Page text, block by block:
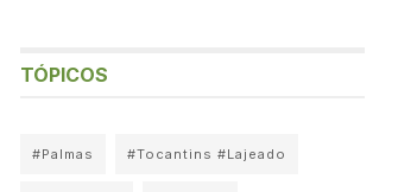
TÓPICOS
#Palmas #Tocantins #Lajeado